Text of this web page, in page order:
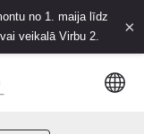
no 1. maija līdz
veikalā Virbu 2.
×